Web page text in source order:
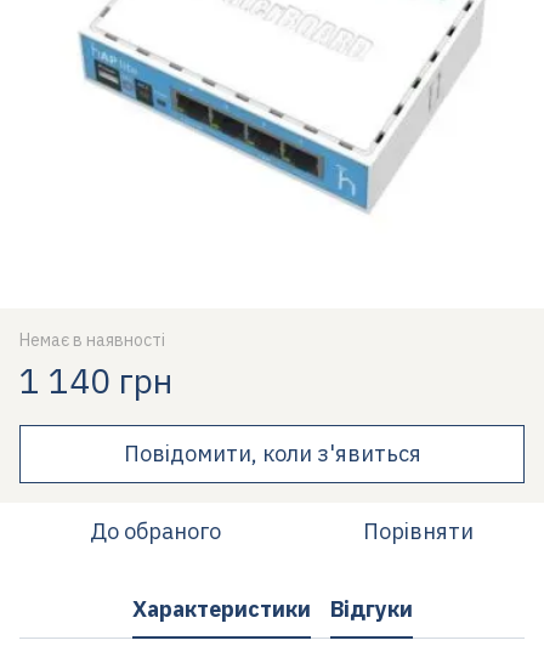
Немає в наявності
1 140 грн
Повідомити, коли з'явиться
До обраного Порівняти
Характеристики Відгуки